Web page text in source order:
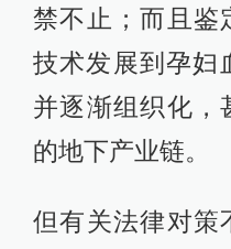
禁不止；而且鉴
技术发展到孕妇
并逐渐组织化，
的地下产业链。
但有关法律对策